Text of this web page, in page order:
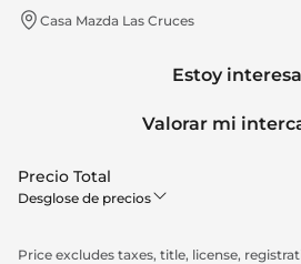
Casa Mazda Las Cruces
Estoy
Valorar mi
Precio Total
Desglose de precios
Price excludes taxes, title, license,